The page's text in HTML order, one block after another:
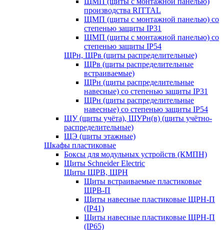
производства RITTAL
ЩМП (щиты с монтажной панелью) со
степенью защиты IP31
ЩМП (щиты с монтажной панелью) со
степенью защиты IP54
ЩРн, ЩРв (щиты распределительные)
ЩРв (щиты распределительные
встраиваемые)
ЩРн (щиты распределительные
навесные) со степенью защиты IP31
ЩРн (щиты распределительные
навесные) со степенью защиты IP54
ЩУ (щиты учёта), ЩУРн(в) (щиты учётно-
распределительные)
ЩЭ (щиты этажные)
Шкафы пластиковые
Боксы для модульных устройств (КМПН)
Щиты Schneider Electric
Щиты ЩРВ, ЩРН
Щиты встраиваемые пластиковые
ЩРВ-П
Щиты навесные пластиковые ЩРН-П
(IP41)
Щиты навесные пластиковые ЩРН-П
(IP65)